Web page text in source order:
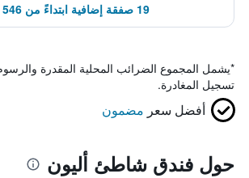
19 صفقة إضافية ابتداءً من 546 ﷼
*يشمل المجموع الضرائب المحلية المقدرة
تسجيل المغادرة.
أفضل سعر مضمون
حول فندق شاطئ أليون